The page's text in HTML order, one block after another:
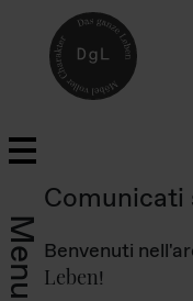
Menu
Comunicati
Benvenuti
Leben!